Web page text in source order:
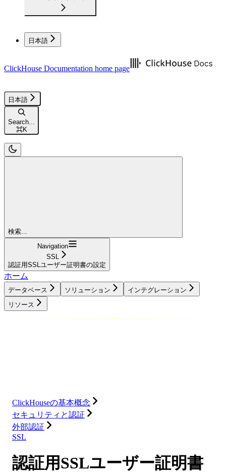
日本語
ClickHouse Documentation home page
日本語
Search...
⌘K
検索...
Navigation
SSL
認証用SSLユーザー証明書の設定
ホーム
データベース ソリューション
インテグレーション
リソース
ClickHouseの基本概念
セキュリティと認証
外部認証
SSL
認証用SSLユーザー証明書